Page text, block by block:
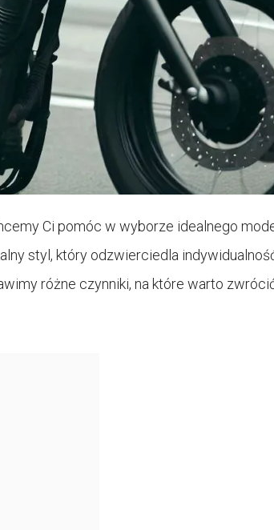
Ci pomóc w wyborze idealnego
styl, który odzwierciedla
różne czynniki, na które warto